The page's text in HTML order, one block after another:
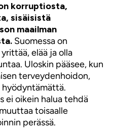
korruptiosta,
sisäisistä
maailman
Suomessa on
elää ja olla
Uloskin pääsee, kun
terveydenhoidon,
hyödyntämättä.
ei oikein halua tehdä
toisaalle
perässä.